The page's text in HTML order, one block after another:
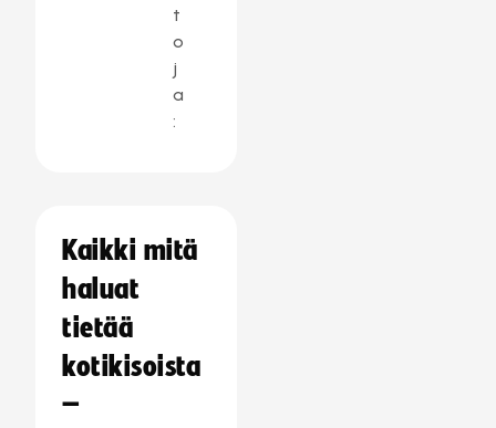
t
o
j
a
:
Kaikki mitä
haluat
tietää
kotikisoista
–